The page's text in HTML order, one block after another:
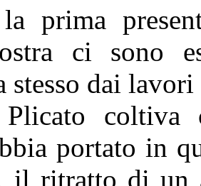
la prima
ci sono
stesso dai
Plicato
portato in
il ritratto di un